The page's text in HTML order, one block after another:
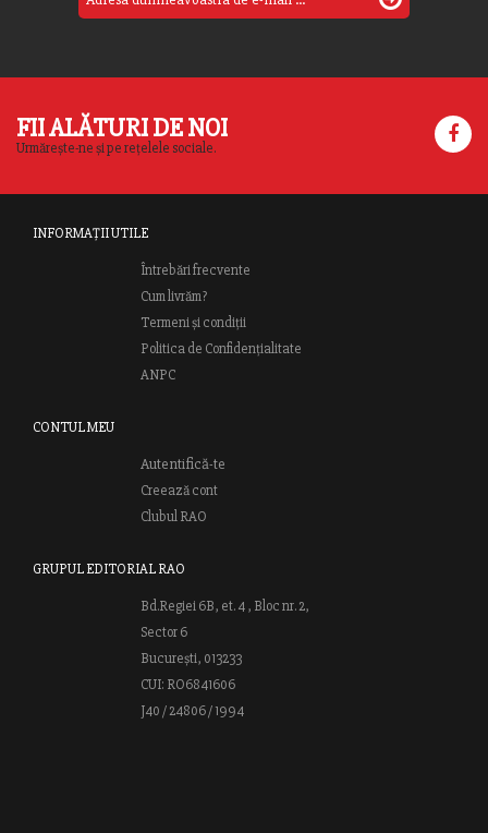
FII ALĂTURI DE NOI
Urmărește-ne și pe rețelele sociale.
INFORMAȚII UTILE
Întrebări frecvente
Cum livrăm?
Termeni și condiții
Politica de Confidențialitate
ANPC
CONTUL MEU
Autentifică-te
Creează cont
Clubul RAO
GRUPUL EDITORIAL RAO
Bd.Regiei 6B, et. 4 , Bloc nr. 2,
Sector 6
București, 013233
CUI: RO6841606
J40 / 24806 / 1994